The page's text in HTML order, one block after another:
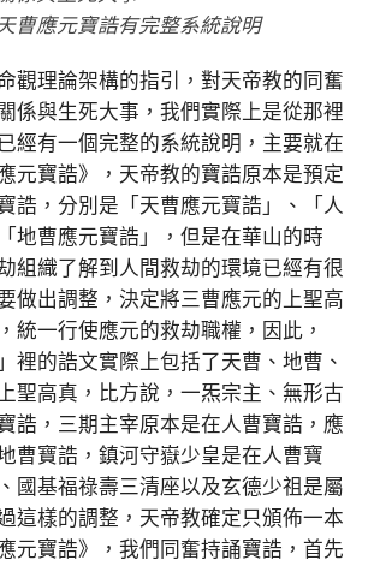
曹應元寶誥有完整系統說明
理論架構的指引，對天帝教的同奮
係與生死大事，我們實際上是從那裡
經有一個完整的系統說明，主要就在
元寶誥》，天帝教的寶誥原本是預定
誥，分別是「天曹應元寶誥」、「人
地曹應元寶誥」，但是在華山的時
組織了解到人間救劫的環境已經有很
做出調整，決定將三曹應元的上聖高
統一行使應元的救劫職權，因此，
裡的誥文實際上包括了天曹、地曹、
聖高真，比方說，一炁宗主、無形古
誥，三期主宰原本是在人曹寶誥，應
曹寶誥，鎮河守嶽少皇是在人曹寶
國基福祿壽三清座以及玄德少祖是屬
這樣的調整，天帝教確定只頒佈一本
元寶誥》，我們同奮持誦寶誥，首先